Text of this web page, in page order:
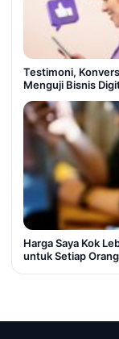
Testimoni,
Menguji Bisnis
Harga Saya Kok
untuk Setiap Orang